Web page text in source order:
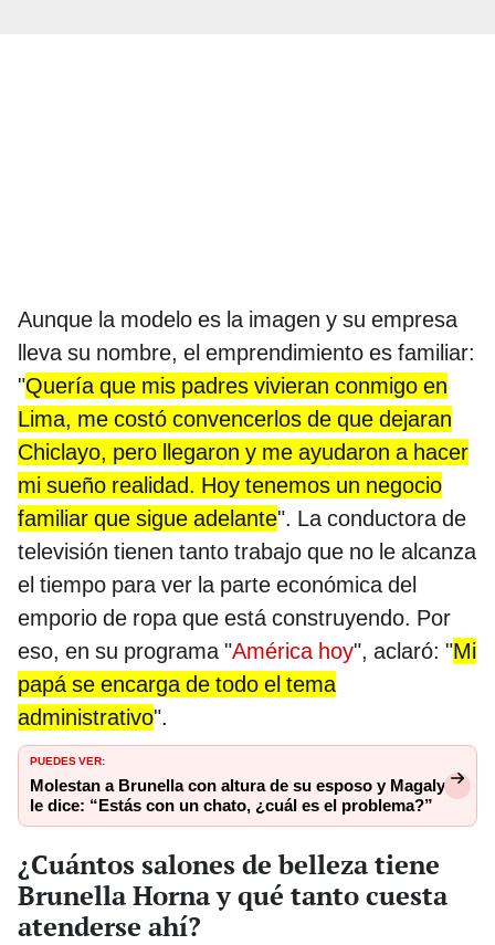
Aunque la modelo es la imagen y su empresa
lleva su nombre, el emprendimiento es familiar:
"Quería que mis padres vivieran conmigo en
Lima, me costó convencerlos de que dejaran
Chiclayo, pero llegaron y me ayudaron a hacer
mi sueño realidad. Hoy tenemos un negocio
familiar que sigue adelante". La conductora de
televisión tienen tanto trabajo que no le alcanza
el tiempo para ver la parte económica del
emporio de ropa que está construyendo. Por
eso, en su programa "América hoy", aclaró: "Mi
papá se encarga de todo el tema
administrativo".
PUEDES VER:
Molestan a Brunella con altura de su esposo y Magaly
le dice: “Estás con un chato, ¿cuál es el problema?”
¿Cuántos salones de belleza tiene
Brunella Horna y qué tanto cuesta
atenderse ahí?